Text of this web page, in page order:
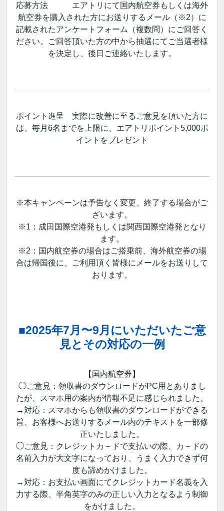
応募方法 エアトリにて国内航空券もしくは海外
航空券を購入された方にお送りするメール（※2）に
記載されたアンケートフォーム（複数問）にご回答く
ださい。ご回答頂いた方の中から抽選にてご当選者様
を決定し、後日ご連絡いたします。
ポイント進呈 実際に改善に至るご意見を頂いた方に
は、毎月6名までを上限に、エアトリポイント5,000ポ
イントをプレゼント
※本キャンペーンは予告なく変更、終了する場合がご
ざいます。
※1：成田国際空港発もしくは関西国際空港発となり
ます。
※2：国内航空券の場合はご搭乗前、海外航空券の場
合は帰国後に、ご利用頂く皆様にメールをお送りして
おります。
■2025年7月〜9月にいただいたご意
見とその対応の一例
【国内航空券】
◯ご意見：領収書のダウンロードがPC用とありまし
たが、スマホ用の案内が情報不足に感じられました。
→対応：スマホからも領収書のダウンロードができる
旨、お客様へお送りするメール内のテキストを一部修
正いたしました。
◯ご意見：クレジットカ－ドで支払いの際、カ－ドの
名前入力が大文字になっており、うまく入力できず何
度も諦めかけました。
→対応：お支払い画面にてクレジットカード名義を入
力する際、半角英字のみの正しい入力となるよう制御
をかけました。